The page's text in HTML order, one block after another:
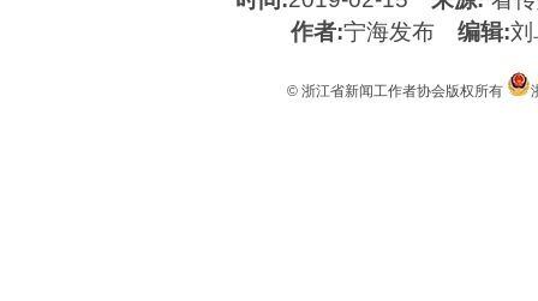
作者:宁海发布编辑:
© 浙江省新闻工作者协会版权所有